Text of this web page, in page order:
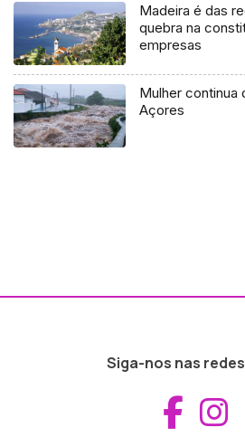
Madeira é das
quebra na
empresas
Mulher continua
Açores
Siga-nos nas